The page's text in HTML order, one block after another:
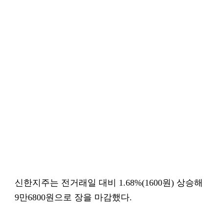
신한지주는 전거래일 대비 1.68%(1600원) 상승해
9만6800원으로 장을 마감했다.